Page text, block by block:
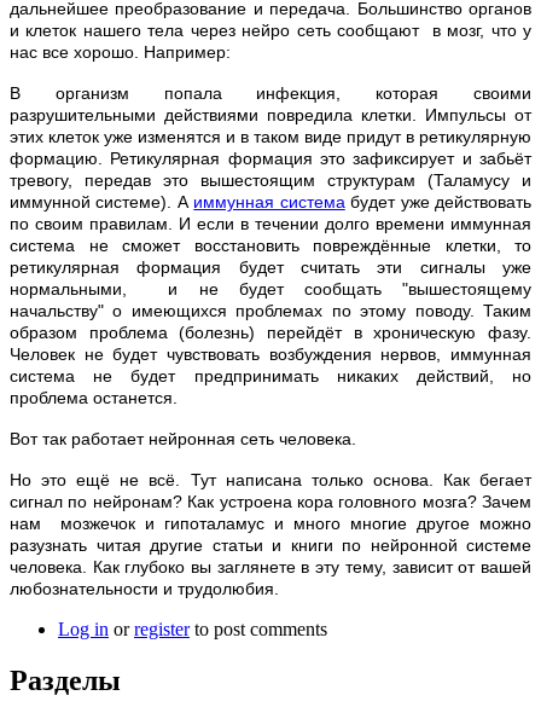
дальнейшее преобразование и передача. Большинство органов
и клеток нашего тела через нейро сеть сообщают в мозг, что у
нас все хорошо. Например:
В организм попала инфекция, которая своими
разрушительными действиями повредила клетки. Импульсы от
этих клеток уже изменятся и в таком виде придут в ретикулярную
формацию. Ретикулярная формация это зафиксирует и забьёт
тревогу, передав это вышестоящим структурам (Таламусу и
иммунной системе). А иммунная система будет уже действовать
по своим правилам. И если в течении долго времени иммунная
система не сможет восстановить повреждённые клетки, то
ретикулярная формация будет считать эти сигналы уже
нормальными, и не будет сообщать "вышестоящему
начальству" о имеющихся проблемах по этому поводу. Таким
образом проблема (болезнь) перейдёт в хроническую фазу.
Человек не будет чувствовать возбуждения нервов, иммунная
система не будет предпринимать никаких действий, но
проблема останется.
Вот так работает нейронная сеть человека.
Но это ещё не всё. Тут написана только основа. Как бегает
сигнал по нейронам? Как устроена кора головного мозга? Зачем
нам мозжечок и гипоталамус и много многие другое можно
разузнать читая другие статьи и книги по нейронной системе
человека. Как глубоко вы заглянете в эту тему, зависит от вашей
любознательности и трудолюбия.
Log in orregisterto post comments
Разделы